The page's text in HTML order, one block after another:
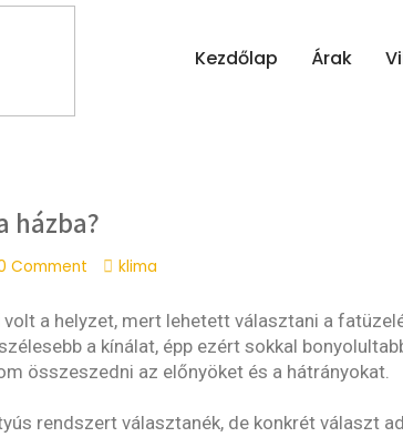
Kezdőlap Árak
házba?
Comment klima
a helyzet, mert lehetett választani a
a kínálat, épp ezért sokkal
összeszedni az előnyöket és a hátrányokat.
rendszert választanék, de konkrét választ